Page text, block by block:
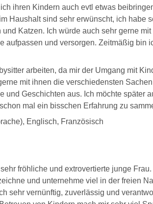
ihren Kindern auch evtl etwas
Haushalt sind sehr erwünscht, ich habe
und Katzen. Ich würde auch sehr gerne
aufpassen und versorgen. Zeitmäßig bin
arbeiten, da mir der Umgang mit
mit ihnen die verschiedensten
und Geschichten aus. Ich möchte später
mal ein bisschen Erfahrung zu
Englisch, Französisch
fröhliche und extrovertierte junge
und unternehme viel in der freien
sehr vernünftig, zuverlässig und